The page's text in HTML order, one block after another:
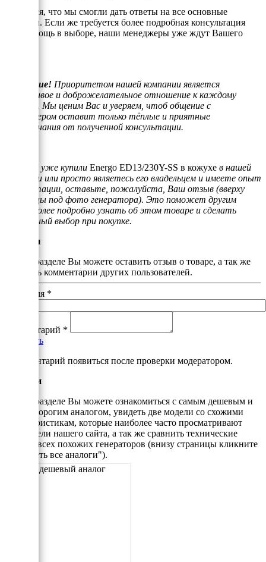
Надеемся, что мы смогли дать ответы на все основные
вопросы. Если же требуется более подробная консультация
или помощь в выборе, наши менеджеры уже ждут Вашего
Внимание! Приоритетом нашей компании является
отзывчивое и доброжелательное отношение к каждому
клиенту. Мы ценим Вас и уверяем, чтоб общение с
менеджером оставит только тёплые и приятные
воспоминания от полученной консультации.
Если Вы уже купили Energo ED13/230Y-SS в кожухе в нашей
компании или просто являетесь его владельцем и имеете опыт
эксплуатации, оставьте, пожалуйста, Ваш отзыв (вверху
страницы под фото генератора). Это поможет другим
людям более подробно узнать об этом товаре и сделать
правильный выбор при покупке.
Отзывы
В этом разделе Вы можете оставить отзыв о товаре, а так же
почитать комментарии других пользователей.
Ваше имя *
Комментарий *
Добавить
*Комментарий появиться после проверки модератором.
Аналоги
В этом разделе Вы можете ознакомиться с самым дешевым и
самым дорогим аналогом, увидеть две модели со схожими
характеристикам, которые наиболее часто просматривают
посетители нашего сайта, а так же сравнить технические
данные всех похожих генераторов (внизу страницы кликните
"Смотреть все аналоги").
Самый дешевый аналог